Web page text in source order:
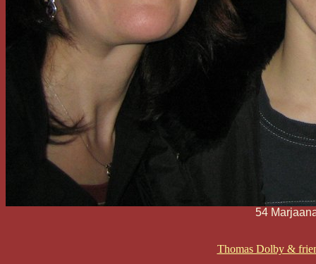
54
Thomas Dolby &